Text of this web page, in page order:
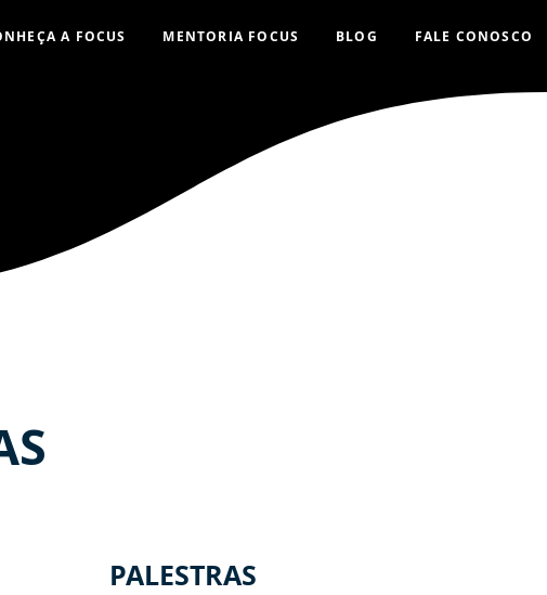
A FOCUS MENTORIA FOCUS BLOG FALE CONOSCO
PALESTRAS